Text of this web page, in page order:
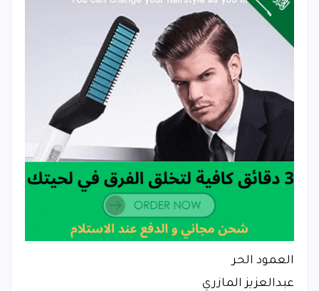
العمود الحر
عبدالعزيز المازري